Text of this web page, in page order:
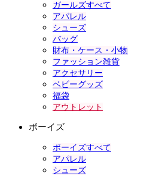
ガールズすべて
アパレル
シューズ
バッグ
財布・ケース・小物
ファッション雑貨
アクセサリー
ベビーグッズ
福袋
アウトレット
ボーイズ
ボーイズすべて
アパレル
シューズ